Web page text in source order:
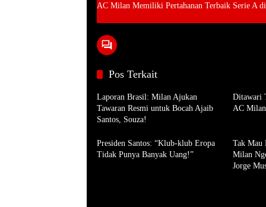
AC Milan Memiliki Pertahanan Terbaik Serie A
Pos Terkait
Laporan Brasil: Milan Ajukan
Tawaran Resmi untuk Bocah Ajaib
Santos, Souza!
Ditawari
AC
Presiden Santos: “Klub-klub Eropa
Tidak Punya Banyak Uang!”
Tak Mau
Milan
Jorge